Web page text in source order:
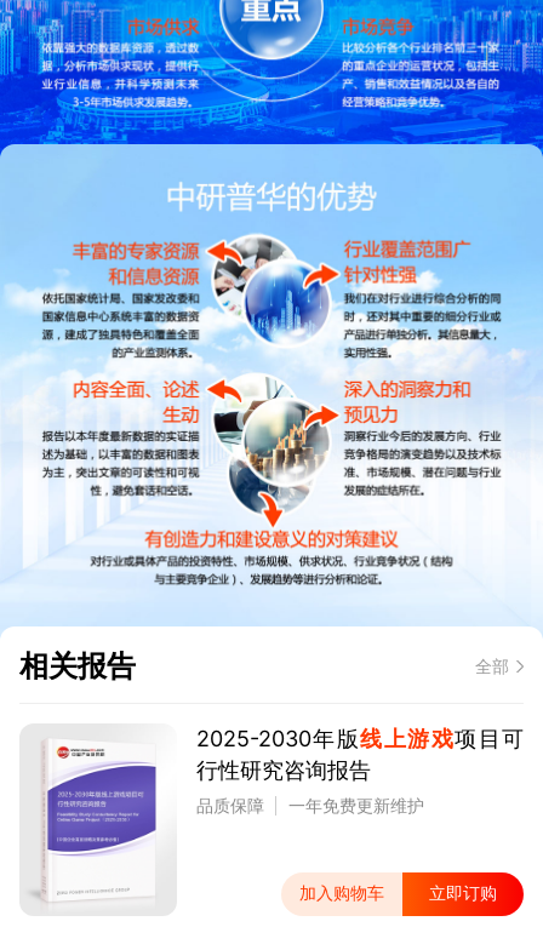
相关报告 全部
2025-2030年版线上游戏项目可
行性研究咨询报告
品质保障 一年免费更新维护
加入购物车 立即订购